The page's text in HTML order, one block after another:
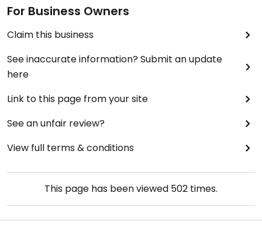
For Business Owners
Claim this business
See inaccurate information? Submit an update
here
Link to this page from your site
See an unfair review?
View full terms & conditions
This page has been viewed 502 times.